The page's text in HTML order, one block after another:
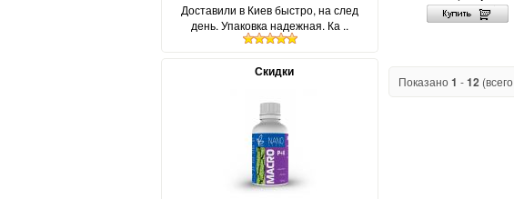
Показано1 -12 (всего
Доставили в Киев быстро, на след
день. Упаковка надежная. Ка ..
Скидки